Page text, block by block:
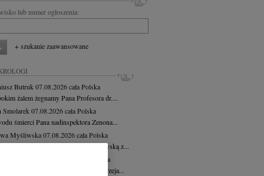
lub numer ogłoszenia:
+ szukanie zaawansowane
Butruk 07.08.2026cała Polska
żalem żegnamy Pana Profesora dr....
Smolarek 07.08.2026cała Polska
śmierci Pana nadinspektora Zenona...
Myśliwska07.08.2026cała Polska
żalem żegnamy Wacławę Myśliwską z...
cała Polska
smutkiem i żalem żegnamy Andrzeja...